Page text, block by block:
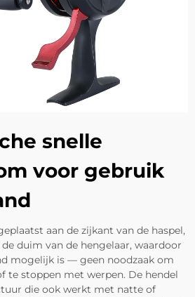
snelle
voor gebruik
aan de zijkant van de haspel,
duim van de hengelaar, waardoor
mogelijk is — geen noodzaak om
te stoppen met werpen. De hendel
die ook werkt met natte of